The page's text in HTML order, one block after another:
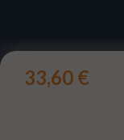
33,60 €
Copyright 2023